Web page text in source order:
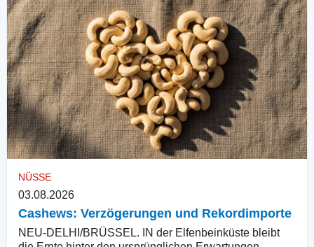
NÜSSE
03.08.2026
Cashews: Verzögerungen und Rekordimporte
NEU-DELHI/BRÜSSEL. IN der Elfenbeinküste bleibt